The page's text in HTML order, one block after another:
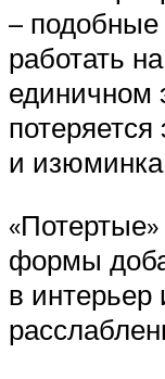
–
работать
единичном
и
формы
в интерьер